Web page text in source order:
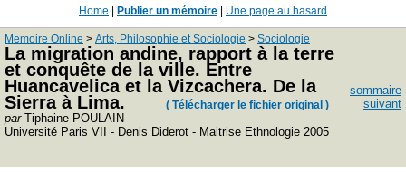
Home Publier un mémoire Une page au hasard
Memoire Online > Arts, Philosophie et Sociologie > Sociologie
La migration andine, rapport à la terre
et conquête de la ville. Entre
Huancavelica et la Vizcachera. De la
Sierra à Lima.
( Télécharger le fichier original )
parTiphaine POULAIN
Université Paris VII - Denis Diderot - Maitrise Ethnologie 2005
sommaire
suivant